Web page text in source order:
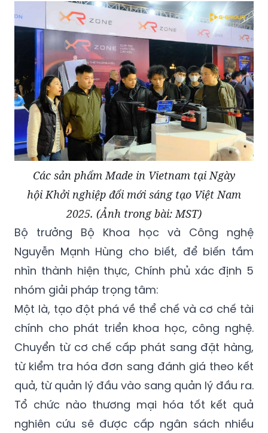
Các sản phẩm Made in Vietnam tại Ngày
hội Khởi nghiệp đổi mới sáng tạo Việt Nam
2025. (Ảnh trong bài: MST)
Bộ trưởng Bộ Khoa học và Công nghệ
Nguyễn Mạnh Hùng cho biết, để biến tầm
nhìn thành hiện thực, Chính phủ xác định 5
nhóm giải pháp trọng tâm:
Một là, tạo đột phá về thể chế và cơ chế tài
chính cho phát triển khoa học, công nghệ.
Chuyển từ cơ chế cấp phát sang đặt hàng,
từ kiểm tra hóa đơn sang đánh giá theo kết
quả, từ quản lý đầu vào sang quản lý đầu ra.
Tổ chức nào thương mại hóa tốt kết quả
nghiên cứu sẽ được cấp ngân sách nhiều